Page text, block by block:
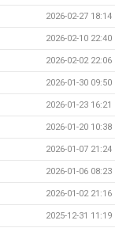
2026-02-27 18:14
2026-02-10 22:40
2026-02-02 22:06
2026-01-30 09:50
2026-01-23 16:21
2026-01-20 10:38
2026-01-07 21:24
2026-01-06 08:23
2026-01-02 21:16
2025-12-31 11:19